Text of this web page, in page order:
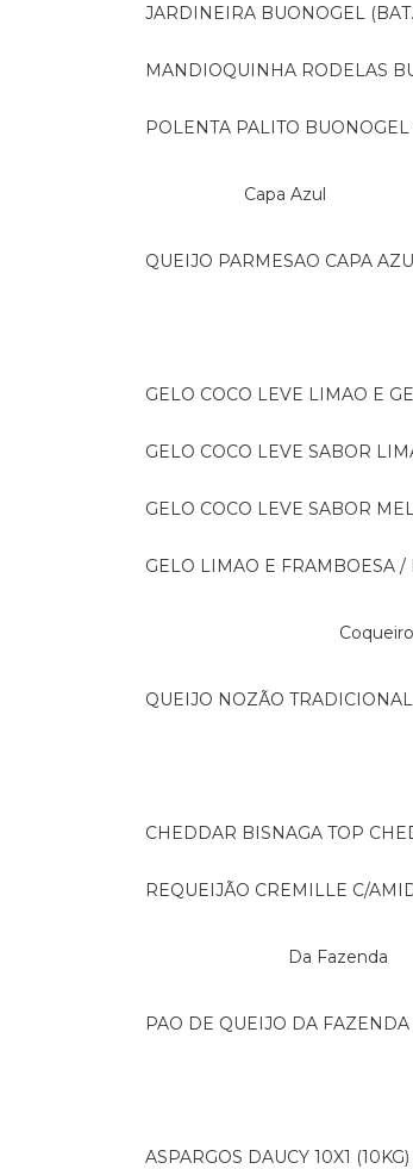
JARDINEIRA BUONOGEL
MANDIOQUINHA RODELAS
POLENTA PALITO BUONOGEL
Capa Azul
QUEIJO PARMESAO CAPA
GELO COCO LEVE LIMAO E
GELO COCO LEVE SABOR
GELO COCO LEVE SABOR
GELO LIMAO E FRAMBOESA
QUEIJO NOZÃO
CHEDDAR BISNAGA TOP
REQUEIJÃO CREMILLE C/
Da Fazenda
PAO DE QUEIJO DA FAZENDA
ASPARGOS DAUCY 10X1